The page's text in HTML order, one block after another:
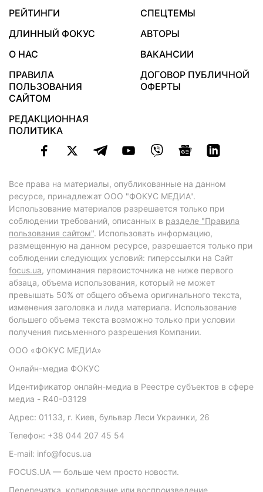
РЕЙТИНГИ
СПЕЦТЕМЫ
ДЛИННЫЙ ФОКУС
АВТОРЫ
О НАС
ВАКАНСИИ
ПРАВИЛА
ПОЛЬЗОВАНИЯ
САЙТОМ
ДОГОВОР ПУБЛИЧНОЙ
ОФЕРТЫ
РЕДАКЦИОННАЯ
ПОЛИТИКА
Все права на материалы, опубликованные на данном
ресурсе, принадлежат ООО "ФОКУС МЕДИА".
Использование материалов разрешается только при
соблюдении требований, описанных в разделе "Правила
пользования сайтом". Использовать информацию,
размещенную на данном ресурсе, разрешается только при
соблюдении следующих условий: гиперссылки на Сайт
focus.ua, упоминания первоисточника не ниже первого
абзаца, объема использования, который не может
превышать 50% от общего объема оригинального текста,
изменения заголовка и лида материала. Использование
большего объема текста возможно только при условии
получения письменного разрешения Компании.
ООО «ФОКУС МЕДИА»
Онлайн-медиа ФОКУС
Идентификатор онлайн-медиа в Реестре субъектов в сфере
медиа - R40-03129
Адрес: 01133, г. Киев, бульвар Леси Украинки, 26
Телефон: +38 044 207 45 54
E-mail: info@focus.ua
FOCUS.UA — больше чем просто новости.
Перепечатка, копирование или воспроизведение